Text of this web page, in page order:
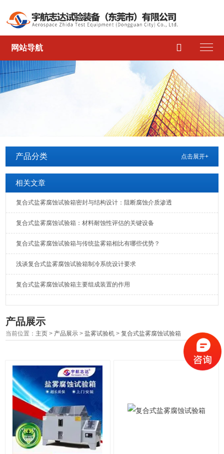
网站导航 
产品分类 点击展开+
相关文章
复合式盐雾腐蚀试验箱密封与结构设计：阻断腐蚀介质渗透
复合式盐雾腐蚀试验箱：材料耐蚀性评估的关键设备
复合式盐雾腐蚀试验箱与传统盐雾箱相比有哪些优势？
浅谈复合式盐雾腐蚀试验箱制冷系统设计要求
复合式盐雾腐蚀试验箱主要组成装置的作用
产品展示
当前位置： 主页 > 产品展示 >盐雾试验机 >复合式盐雾腐蚀试验箱